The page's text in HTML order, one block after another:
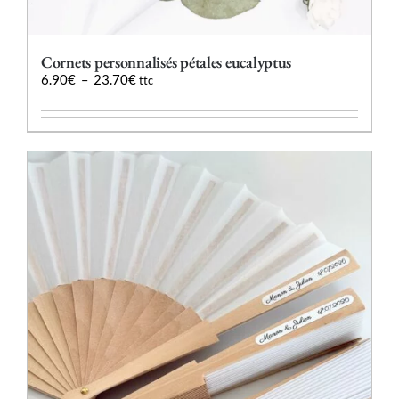
Cornets personnalisés pétales eucalyptus
6.90€ – 23.70€Plage
prix :
23.70€
ttc